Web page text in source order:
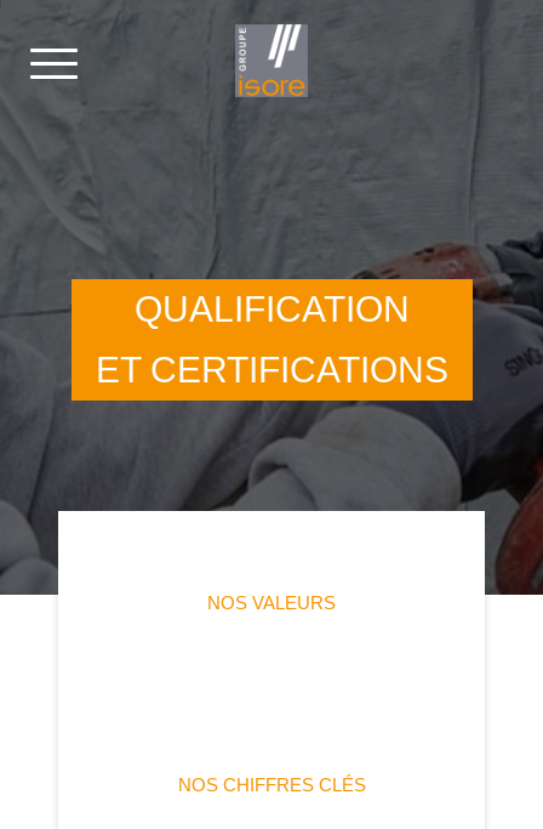
QUALIFICATION
ET CERTIFICATIONS
NOS VALEURS
NOS CHIFFRES CLÉS